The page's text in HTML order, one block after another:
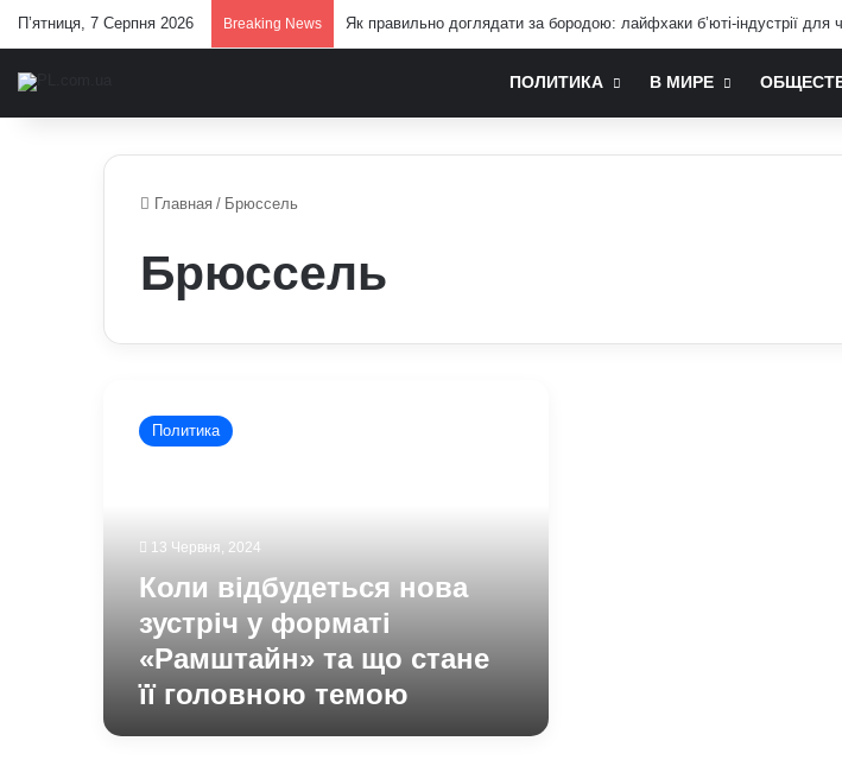
П’ятниця, 7 Серпня 2026 Breaking News Як правильно доглядати за бородою: лайфхаки б’юті-індустрії для
ПОЛИТИКА В МИРЕ
Главная / Брюссель
Брюссель
відбудеться
«Рамштайн»
стане
головною
темою
Политика
13 Червня, 2024
Коли відбудеться нова
зустріч у форматі
«Рамштайн» та що стане
її головною темою